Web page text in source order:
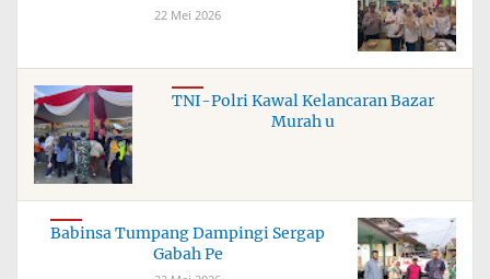
22 Mei 2026
TNI-Polri Kawal Kelancaran Bazar
Murah u
Babinsa Tumpang Dampingi Sergap
Gabah Pe